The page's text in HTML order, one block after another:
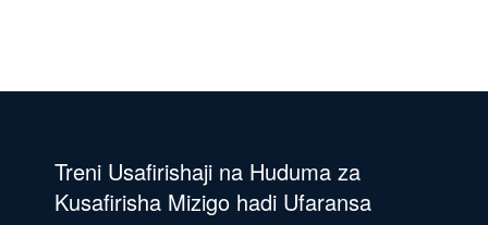
Treni Usafirishaji na Huduma za
Kusafirisha Mizigo hadi Ufaransa